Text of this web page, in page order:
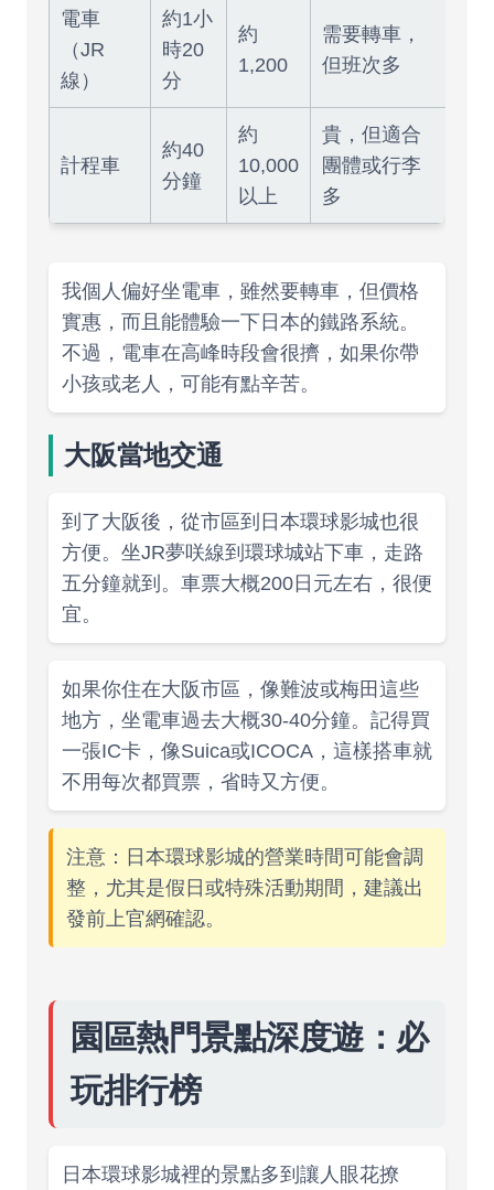
電車
（JR
線）
約1小
時20
分
約
1,200
需要轉車，
但班次多
計程車
約40
分鐘
約
10,000
以上
貴，但適合
團體或行李
多
我個人偏好坐電車，雖然要轉車，但價格
實惠，而且能體驗一下日本的鐵路系統。
不過，電車在高峰時段會很擠，如果你帶
小孩或老人，可能有點辛苦。
大阪當地交通
到了大阪後，從市區到日本環球影城也很
方便。坐JR夢咲線到環球城站下車，走路
五分鐘就到。車票大概200日元左右，很便
宜。
如果你住在大阪市區，像難波或梅田這些
地方，坐電車過去大概30-40分鐘。記得買
一張IC卡，像Suica或ICOCA，這樣搭車就
不用每次都買票，省時又方便。
注意：日本環球影城的營業時間可能會調
整，尤其是假日或特殊活動期間，建議出
發前上官網確認。
園區熱門景點深度遊：必
玩排行榜
日本環球影城裡的景點多到讓人眼花撩